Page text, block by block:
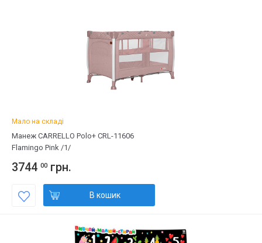
Мало на складі
Манеж CARRELLO Polo+ CRL-11606
Flamingo Pink /1/
3744 00 грн.
В кошик